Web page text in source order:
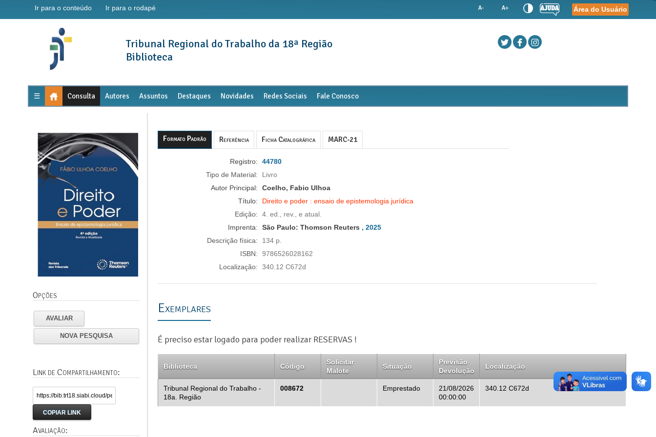
Ir para o conteúdo Ir para o rodapé Área do Usuário
Tribunal Regional do Trabalho da 18ª Região
Biblioteca
☰ Consulta Autores Assuntos Destaques Novidades Redes Sociais Fale Conosco
Opções
AVALIAR
NOVA PESQUISA
Link de Compartilhamento:
COPIAR LINK
Avaliação:
Formato Padrão Referência Ficha Catalográfica MARC-21
Registro:
44780
Tipo de Material:
Livro
Autor Principal:
Coelho, Fabio Ulhoa
Título:
Direito e poder : ensaio de epistemologia jurídica
Edição:
4. ed., rev., e atual.
Imprenta:
São Paulo: Thomson Reuters , 2025
Descrição física:
134 p.
ISBN:
9786526028162
Localização:
340.12 C672d
Exemplares
É preciso estar logado para poder realizar RESERVAS !
Biblioteca Código
Solicitar
Malote
Situação
Previsão
Devolução
Localização
Tribunal Regional do Trabalho -
18a. Região
008672 Emprestado
21/08/2026
00:00:00
340.12 C672d